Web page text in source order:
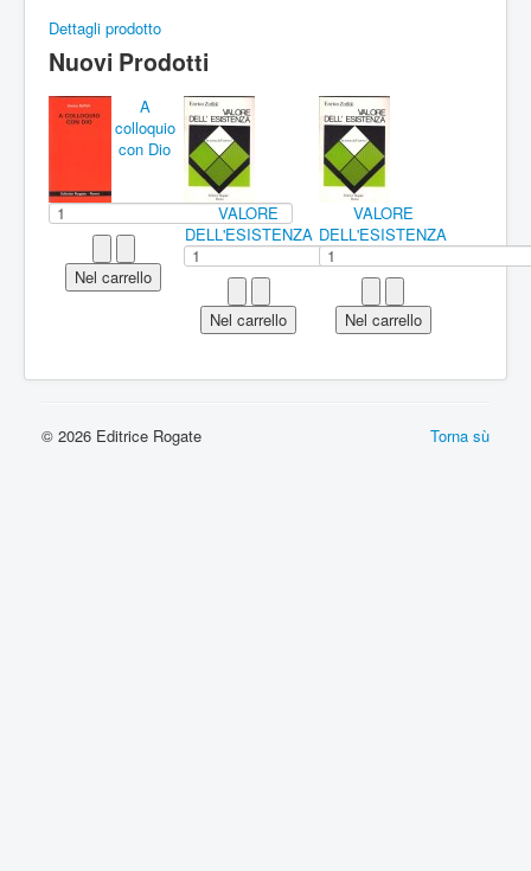
Dettagli prodotto
Nuovi Prodotti
A
colloquio
con Dio
VALORE
DELL'ESISTENZA
VALORE
DELL'ESISTENZA
Torna sù
© 2026 Editrice Rogate